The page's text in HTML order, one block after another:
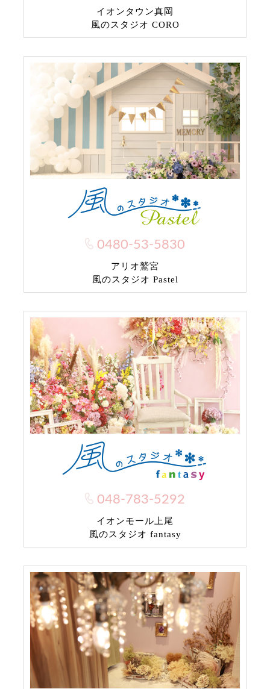
イオンタウン真岡
風のスタジオ CORO
0480-53-5830
アリオ鷲宮
風のスタジオ Pastel
048-783-5292
イオンモール上尾
風のスタジオ fantasy